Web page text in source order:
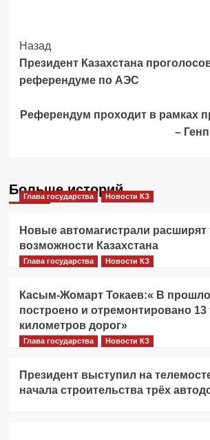
Post
Navigation
Назад
Президент Казахстана
референдуме по АЭС
Референдум проходит в рамках
–
Больше историй
Глава государства Новости КЗ
Новые автомагистрали расширят
возможности Казахстана
Глава государства Новости КЗ
Касым-Жомарт Токаев:« В
построено и отремонтировано 13
километров дорог»
Глава государства Новости КЗ
Президент выступил на
начала строительства трёх